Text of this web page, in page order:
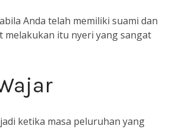
Anda telah memiliki suami dan
itu nyeri yang sangat
ketika masa peluruhan yang